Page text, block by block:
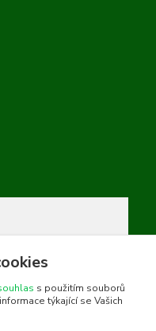
s použitím souborů
týkající se Vašich